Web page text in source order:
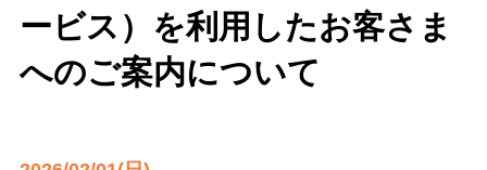
ービス）を利用したお客さま
へのご案内について